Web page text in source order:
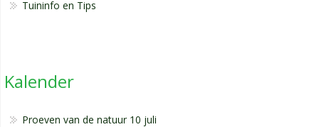
Tuininfo en Tips
Kalender
Proeven van de natuur 10 juli